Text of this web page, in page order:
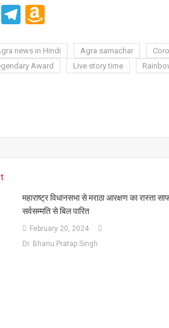
LinkedIn
Telegram
List
news in Hindi Agra samachar
Award Live story time
महाराष्ट्र विधानसभा से मराठा आरक्षण का रास्ता
सर्वसम्मति से बिल पारित
February 20, 2024
Dr. Bhanu Pratap Singh